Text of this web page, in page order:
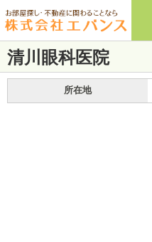
清川眼科医院
所在地